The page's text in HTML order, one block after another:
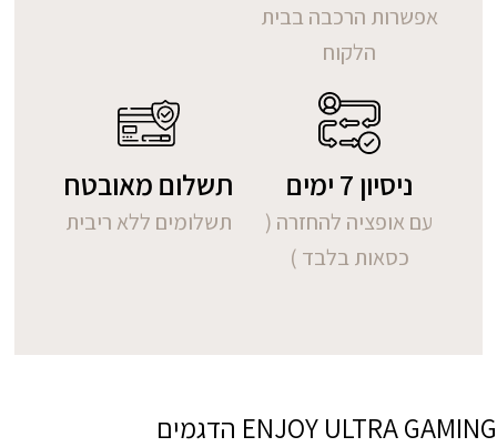
אפשרות הרכבה בבית
הלקוח
ניסיון 7 ימים
עם אופציה להחזרה (
כסאות בלבד )
תשלום מאובטח
תשלומים ללא ריבית
ENJOY ULTRA GAMING הדגמים